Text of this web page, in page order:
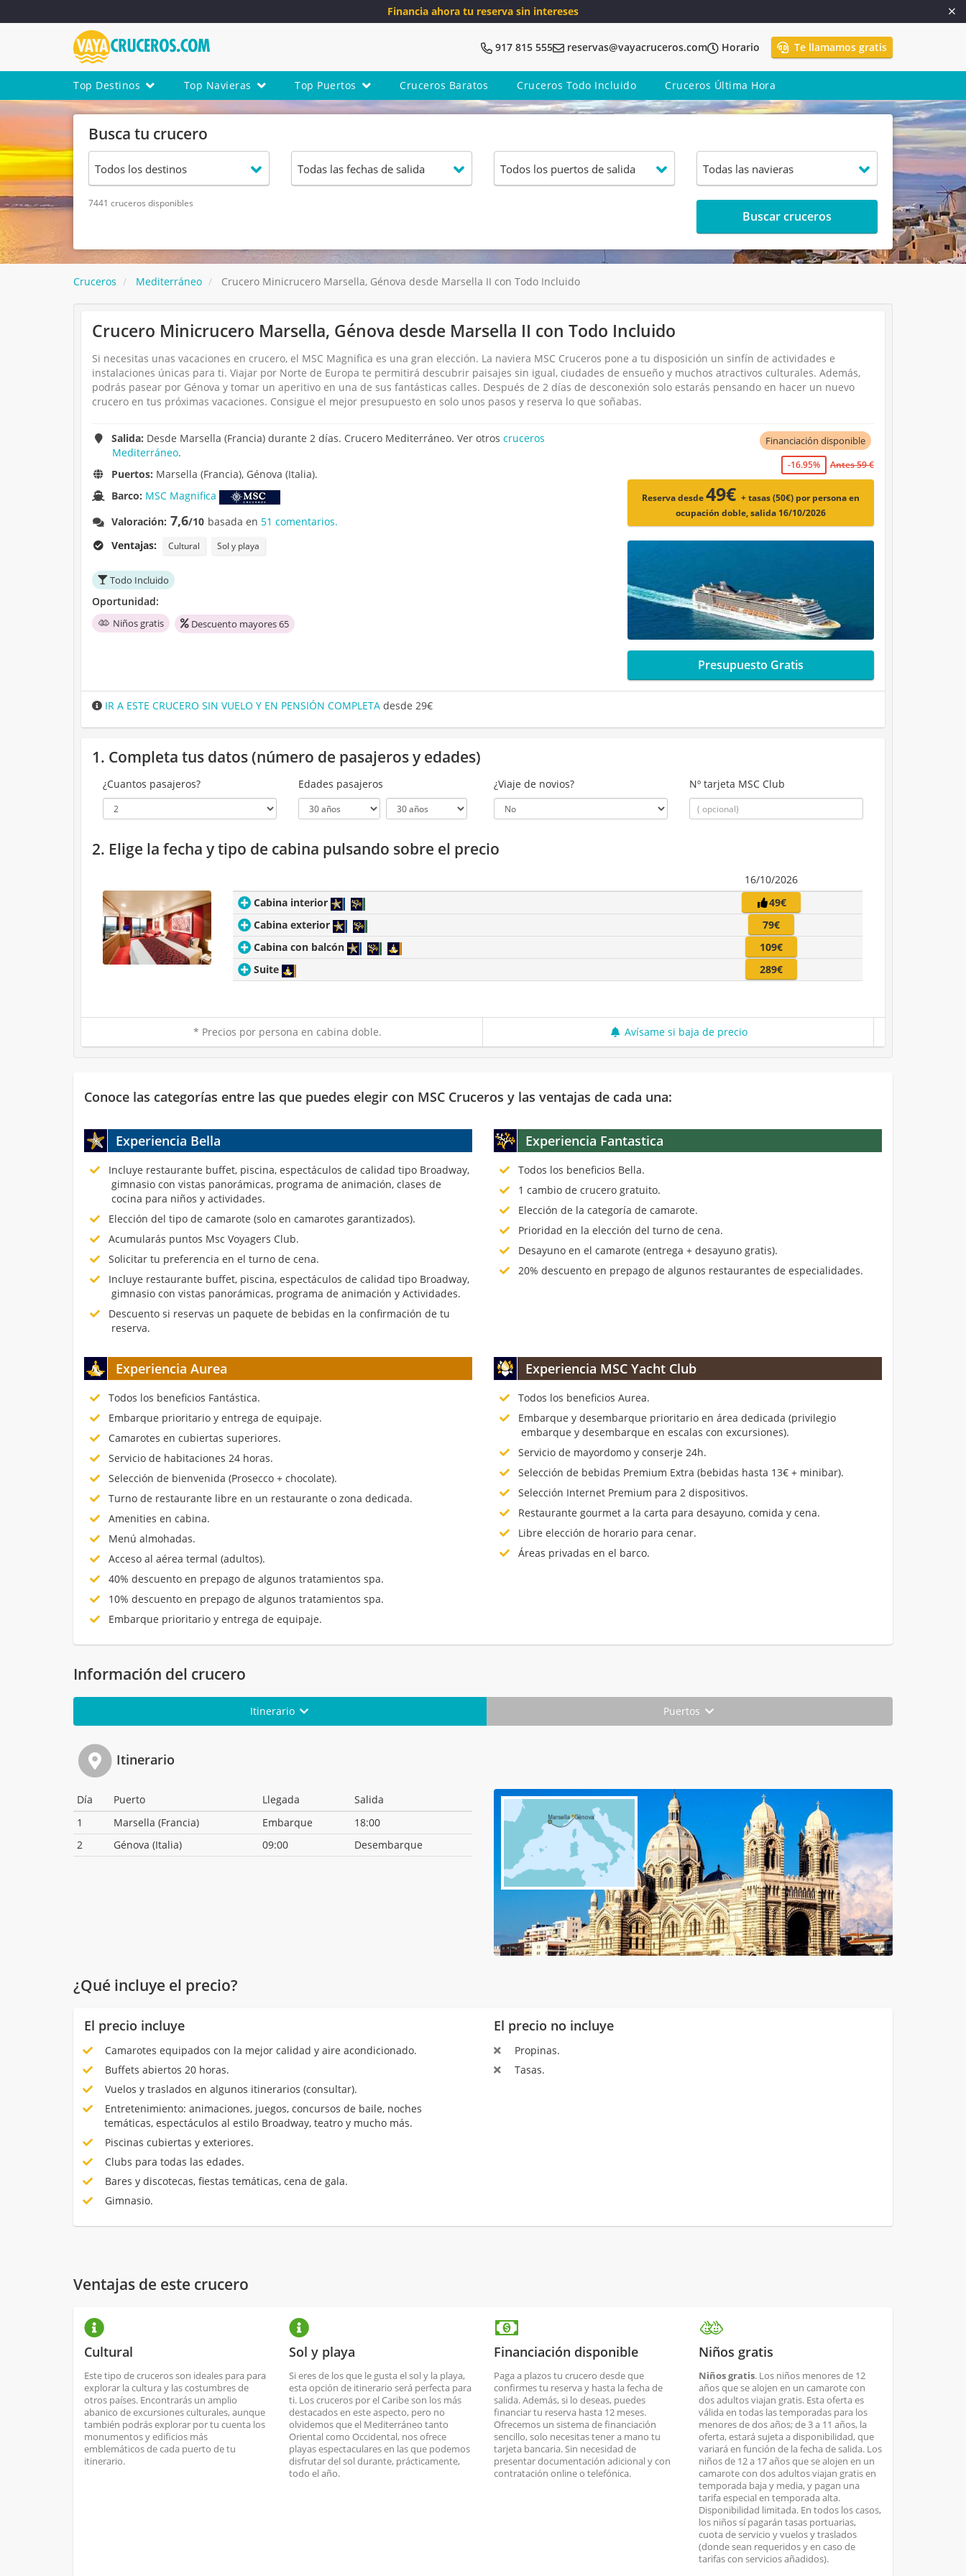
Financia ahora tu reserva sin intereses
917 815 555 reservas@vayacruceros.com Horario Te llamamos gratis
Top Destinos Top Navieras Top Puertos Cruceros Baratos Cruceros Todo Incluido Cruceros Última Hora
Busca tu crucero
7441 cruceros disponibles
Buscar cruceros
Cruceros Mediterráneo Crucero Minicrucero Marsella, Génova desde Marsella II con Todo Incluido
Crucero Minicrucero Marsella, Génova desde Marsella II con Todo Incluido
Si necesitas unas vacaciones en crucero, el MSC Magnifica es una gran elección. La naviera MSC Cruceros pone a tu disposición un sinfín de actividades e
instalaciones únicas para ti. Viajar por Norte de Europa te permitirá descubrir paisajes sin igual, ciudades de ensueño y muchos atractivos culturales. Además,
podrás pasear por Génova y tomar un aperitivo en una de sus fantásticas calles. Después de 2 días de desconexión solo estarás pensando en hacer un nuevo
crucero en tus próximas vacaciones. Consigue el mejor presupuesto en solo unos pasos y reserva lo que soñabas.
Salida: Desde Marsella (Francia) durante 2 días. Crucero Mediterráneo. Ver otroscruceros
Mediterráneo.
Puertos: Marsella (Francia), Génova (Italia).
Barco: MSC Magnifica
Valoración: 7,6/10 basada en 51 comentarios.
Ventajas:
Cultural Sol y playa
Todo Incluido
Oportunidad:
Niños gratis Descuento mayores 65
Financiación disponible
-16.95% Antes 59 €
Reserva desde49€+ tasas (50€) por persona en
ocupación doble, salida 16/10/2026
Presupuesto Gratis
IR A ESTE CRUCERO SIN VUELO Y EN PENSIÓN COMPLETA desde 29€
1. Completa tus datos (número de pasajeros y edades)
¿Cuantos pasajeros? Edades pasajeros ¿Viaje de novios? Nº tarjeta MSC Club
2. Elige la fecha y tipo de cabina pulsando sobre el precio
16/10/2026
Cabina interior
49€
Cabina exterior
79€
Cabina con balcón
109€
Suite
289€
* Precios por persona en cabina doble. Avísame si baja de precio
Conoce las categorías entre las que puedes elegir con MSC Cruceros y las ventajas de cada una:
Experiencia Bella
Incluye restaurante buffet, piscina, espectáculos de calidad tipo Broadway,
gimnasio con vistas panorámicas, programa de animación, clases de
cocina para niños y actividades.
Elección del tipo de camarote (solo en camarotes garantizados).
Acumularás puntos Msc Voyagers Club.
Solicitar tu preferencia en el turno de cena.
Incluye restaurante buffet, piscina, espectáculos de calidad tipo Broadway,
gimnasio con vistas panorámicas, programa de animación y Actividades.
Descuento si reservas un paquete de bebidas en la confirmación de tu
reserva.
Experiencia Fantastica
Todos los beneficios Bella.
1 cambio de crucero gratuito.
Elección de la categoría de camarote.
Prioridad en la elección del turno de cena.
Desayuno en el camarote (entrega + desayuno gratis).
20% descuento en prepago de algunos restaurantes de especialidades.
Experiencia Aurea
Todos los beneficios Fantástica.
Embarque prioritario y entrega de equipaje.
Camarotes en cubiertas superiores.
Servicio de habitaciones 24 horas.
Selección de bienvenida (Prosecco + chocolate).
Turno de restaurante libre en un restaurante o zona dedicada.
Amenities en cabina.
Menú almohadas.
Acceso al aérea termal (adultos).
40% descuento en prepago de algunos tratamientos spa.
10% descuento en prepago de algunos tratamientos spa.
Embarque prioritario y entrega de equipaje.
Experiencia MSC Yacht Club
Todos los beneficios Aurea.
Embarque y desembarque prioritario en área dedicada (privilegio
embarque y desembarque en escalas con excursiones).
Servicio de mayordomo y conserje 24h.
Selección de bebidas Premium Extra (bebidas hasta 13€ + minibar).
Selección Internet Premium para 2 dispositivos.
Restaurante gourmet a la carta para desayuno, comida y cena.
Libre elección de horario para cenar.
Áreas privadas en el barco.
Información del crucero
Itinerario Puertos
Itinerario
Día Puerto Llegada
Salida
1
Marsella (Francia) Embarque
18:00
2
Génova (Italia) 09:00 Desembarque
¿Qué incluye el precio?
El precio incluye
Camarotes equipados con la mejor calidad y aire acondicionado.
Buffets abiertos 20 horas.
Vuelos y traslados en algunos itinerarios (consultar).
Entretenimiento: animaciones, juegos, concursos de baile, noches
temáticas, espectáculos al estilo Broadway, teatro y mucho más.
Piscinas cubiertas y exteriores.
Clubs para todas las edades.
Bares y discotecas, fiestas temáticas, cena de gala.
Gimnasio.
El precio no incluye
Propinas.
Tasas.
Ventajas de este crucero
Cultural
Este tipo de cruceros son ideales para para
explorar la cultura y las costumbres de
otros países. Encontrarás un amplio
abanico de excursiones culturales, aunque
también podrás explorar por tu cuenta los
monumentos y edificios más
emblemáticos de cada puerto de tu
itinerario.
Sol y playa
Si eres de los que le gusta el sol y la playa,
esta opción de itinerario será perfecta para
ti. Los cruceros por el Caribe son los más
destacados en este aspecto, pero no
olvidemos que el Mediterráneo tanto
Oriental como Occidental, nos ofrece
playas espectaculares en las que podemos
disfrutar del sol durante, prácticamente,
todo el año.
Financiación disponible
Paga a plazos tu crucero desde que
confirmes tu reserva y hasta la fecha de
salida. Además, si lo deseas, puedes
financiar tu reserva hasta 12 meses.
Ofrecemos un sistema de financiación
sencillo, solo necesitas tener a mano tu
tarjeta bancaria. Sin necesidad de
presentar documentación adicional y con
contratación online o telefónica.
Niños gratis
Niños gratis. Los niños menores de 12
años que se alojen en un camarote con
dos adultos viajan gratis. Esta oferta es
válida en todas las temporadas para los
menores de dos años; de 3 a 11 años, la
oferta, estará sujeta a disponibilidad, que
variará en función de la fecha de salida. Los
niños de 12 a 17 años que se alojen en un
camarote con dos adultos viajan gratis en
temporada baja y media, y pagan una
tarifa especial en temporada alta.
Disponibilidad limitada. En todos los casos,
los niños sí pagarán tasas portuarias,
cuota de servicio y vuelos y traslados
(donde sean requeridos y en caso de
tarifas con servicios añadidos).